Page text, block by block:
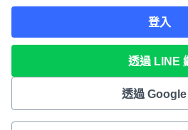
登入
透過 LINE
透過 Google